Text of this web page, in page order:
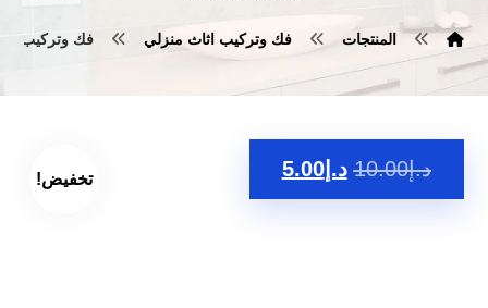
المنتجات فك وتركيب اثاث منزلي فك وتركيب اثاث
تخفيض! د.إ10.00 د.إ5.00